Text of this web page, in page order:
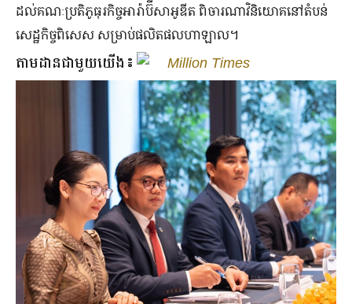
ដល់គណៈប្រតិភូធុរកិច្ចអារ៉ាប៊ីសាអូឌីត ពិចារណាវិនិយោគនៅតំបន់
សេដ្ឋកិច្ចពិសេស សម្រាប់ផលិតផលហាឡាល។
តាមដានជាមួយយើង៖ Million Times